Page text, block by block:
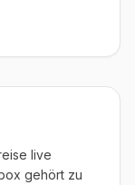
live
gehört zu